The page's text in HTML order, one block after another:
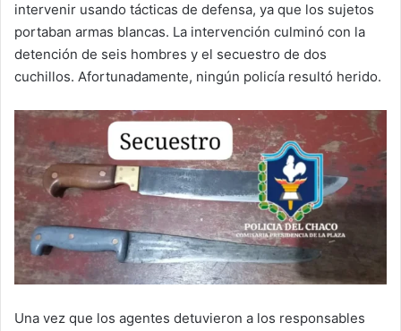
intervenir usando tácticas de defensa, ya que los sujetos
portaban armas blancas. La intervención culminó con la
detención de seis hombres y el secuestro de dos
cuchillos. Afortunadamente, ningún policía resultó herido.
Una vez que los agentes detuvieron a los responsables